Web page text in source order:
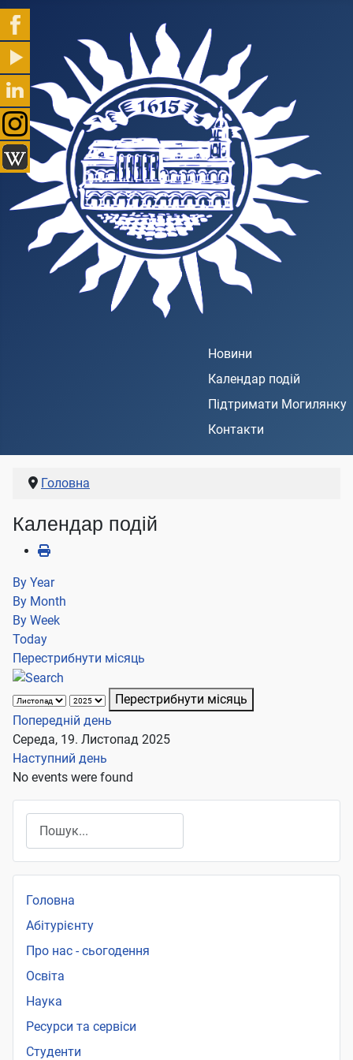
Новини
Календар подій
Підтримати Могилянку
Контакти
Головна
Календар подій
By Year
By Month
By Week
Today
Перестрибнути місяць
Перестрибнути місяць
Попередній день
Середа, 19. Листопад 2025
Наступний день
No events were found
Головна
Абітурієнту
Про нас - сьогодення
Освіта
Наука
Ресурси та сервіси
Студенти